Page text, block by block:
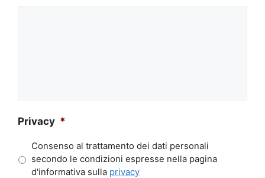
Privacy *
Consenso al trattamento dei dati personali
secondo le condizioni espresse nella pagina
d'informativa sulla privacy